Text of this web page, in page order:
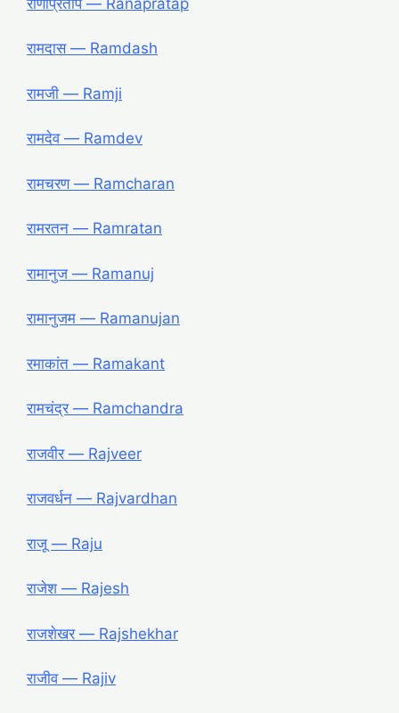
रामदास ― Ramdash
रामजी ― Ramji
रामदेव ― Ramdev
रामचरण ― Ramcharan
रामरतन ― Ramratan
रामानुज ― Ramanuj
रामानुजम ― Ramanujan
रमाकांत ― Ramakant
रामचंद्र ― Ramchandra
राजवीर ― Rajveer
राजवर्धन ― Rajvardhan
राजू ― Raju
राजेश ― Rajesh
राजशेखर ― Rajshekhar
राजीव ― Rajiv